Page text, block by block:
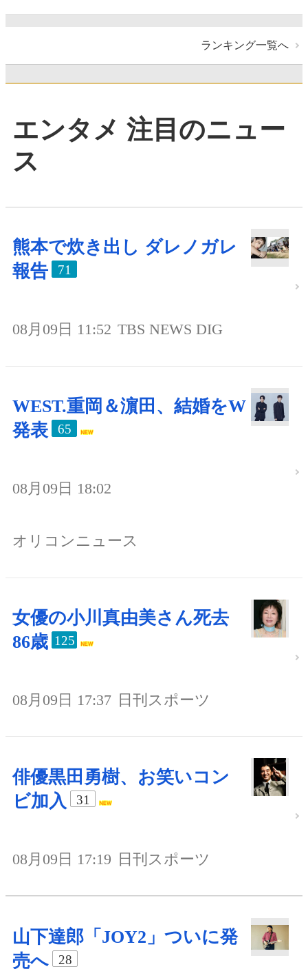
ランキング一覧へ
エンタメ 注目のニュー
ス
熊本で炊き出し ダレノガレ
報告
71
08月09日 11:52 TBS NEWS DIG
WEST.重岡＆濵田、結婚をW
発表
65
08月09日 18:02
オリコンニュース
女優の小川真由美さん死去
86歳 125
08月09日 17:37 日刊スポーツ
俳優黒田勇樹、お笑いコン
ビ加入
31
08月09日 17:19 日刊スポーツ
山下達郎「JOY2」ついに発
売へ
28